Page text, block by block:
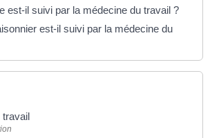
est-il suivi par la médecine du travail ?
est-il suivi par la médecine du
travail